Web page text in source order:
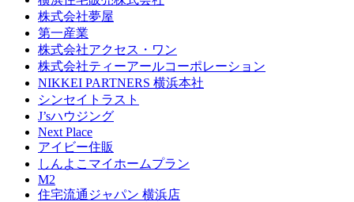
株式会社夢屋
第一産業
株式会社アクセス・ワン
株式会社ティーアールコーポレーション
NIKKEI PARTNERS 横浜本社
シンセイトラスト
J’sハウジング
Next Place
アイビー住販
しんよこマイホームプラン
M2
住宅流通ジャパン 横浜店